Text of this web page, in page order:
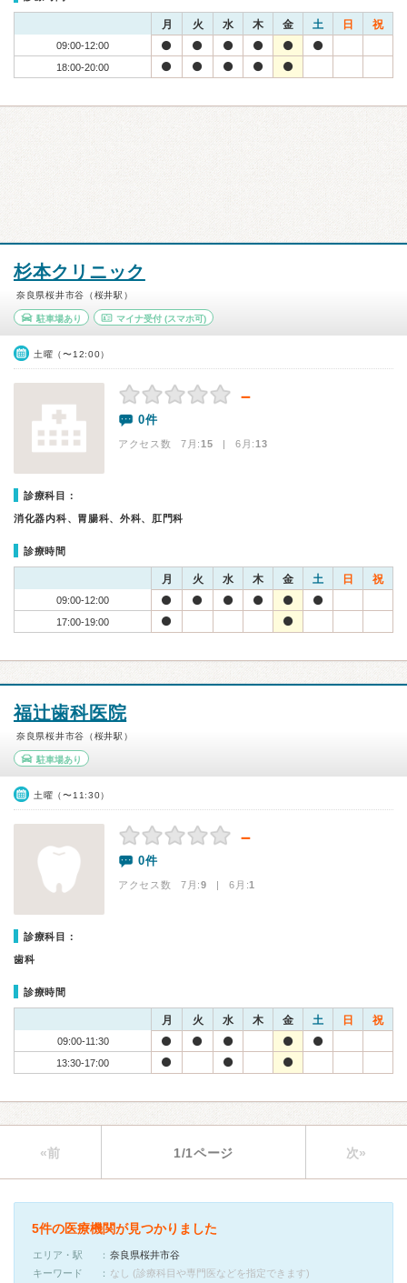
月 火 水 木 金 土 日 祝
09:00-12:00
18:00-20:00
杉本クリニック
奈良県桜井市谷（桜井駅）
駐車場あり マイナ受付(スマホ可)
土曜（〜12:00）
－
0件
アクセス数 7月:15 | 6月:13
診療科目：
消化器内科、胃腸科、外科、肛門科
診療時間
月 火 水 木 金 土 日 祝
09:00-12:00
17:00-19:00
福辻歯科医院
奈良県桜井市谷（桜井駅）
駐車場あり
土曜（〜11:30）
－
0件
アクセス数 7月:9 | 6月:1
診療科目：
歯科
診療時間
月 火 水 木 金 土 日 祝
09:00-11:30
13:30-17:00
«前 1/1ページ 次»
5件の医療機関が見つかりました
エリア・駅
奈良県桜井市谷
キーワード
なし (診療科目や専門医などを指定できます)